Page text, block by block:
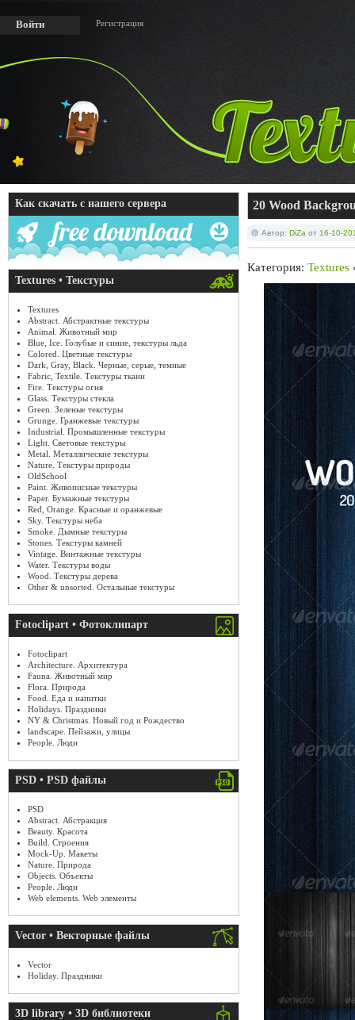
Войти Регистрация
Как скачать с нашего сервера
Textures • Текстуры
Textures
Abstract. Абстрактные текстуры
Animal. Животный мир
Blue, Ice. Голубые и синие, текстуры льда
Colored. Цветные текстуры
Dark, Gray, Black. Черные, серые, темные
Fabric, Textile. Текстуры ткани
Fire. Текстуры огня
Glass. Текстуры стекла
Green. Зеленые текстуры
Grunge. Гранжевые текстуры
Industrial. Промышленные текстуры
Light. Световые текстуры
Metal. Металлические текстуры
Nature. Текстуры природы
OldSchool
Paint. Живописные текстуры
Paper. Бумажные текстуры
Red, Orange. Красные и оранжевые
Sky. Текстуры неба
Smoke. Дымные текстуры
Stones. Текстуры камней
Vintage. Винтажные текстуры
Water. Текстуры воды
Wood. Текстуры дерева
Other & unsorted. Остальные текстуры
Fotoclipart • Фотоклипарт
Fotoclipart
Architecture. Архитектура
Fauna. Животный мир
Flora. Природа
Food. Еда и напитки
Holidays. Праздники
NY & Christmas. Новый год и Рождество
landscape. Пейзажи, улицы
People. Люди
PSD • PSD файлы
PSD
Abstract. Абстракция
Beauty. Красота
Build. Строения
Mock-Up. Макеты
Nature. Природа
Objects. Объекты
People. Люди
Web elements. Web элементы
Vector • Векторные файлы
Vector
Holiday. Праздники
3D library • 3D библиотеки
20 Wood
Автор: DiZa от 16-10-
Категория: Textures